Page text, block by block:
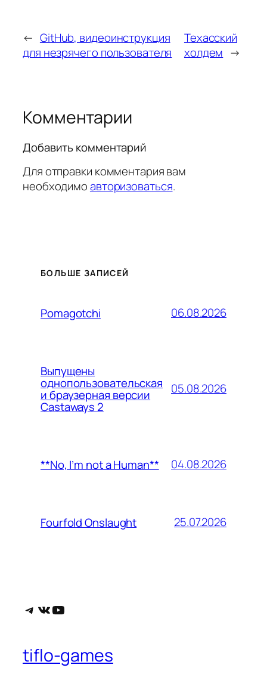
← GitHub, видеоинструкция
для незрячего пользователя
Техасский
холдем →
Комментарии
Добавить комментарий
Для отправки комментария вам
необходимоавторизоваться.
БОЛЬШЕ ЗАПИСЕЙ
Pomagotchi 06.08.2026
Выпущены
однопользовательская
и браузерная версии
Castaways 2
05.08.2026
**No, I’m not a Human** 04.08.2026
Fourfold Onslaught 25.07.2026
Telegram
ВКонтакте
YouTube
tiflo-games